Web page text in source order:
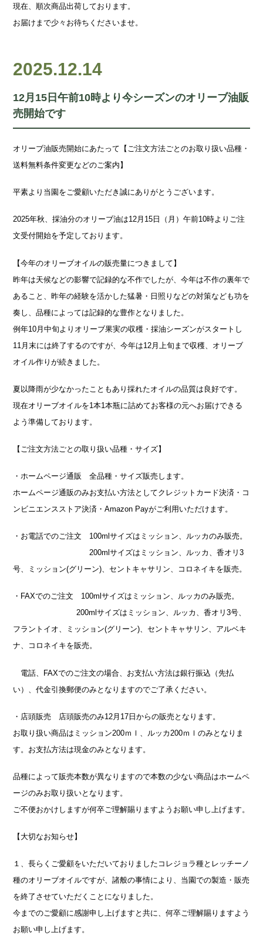
現在、順次商品出荷しております。
お届けまで少々お待ちくださいませ。
2025.12.14
12月15日午前10時より今シーズンのオリーブ油販
売開始です
オリーブ油販売開始にあたって【ご注文方法ごとのお取り扱い品種・
送料無料条件変更などのご案内】
平素より当園をご愛顧いただき誠にありがとうございます。
2025年秋、採油分のオリーブ油は12月15日（月）午前10時よりご注
文受付開始を予定しております。
【今年のオリーブオイルの販売量につきまして】
昨年は天候などの影響で記録的な不作でしたが、今年は不作の裏年で
あること、昨年の経験を活かした猛暑・日照りなどの対策なども功を
奏し、品種によっては記録的な豊作となりました。
例年10月中旬よりオリーブ果実の収穫・採油シーズンがスタートし
11月末には終了するのですが、今年は12月上旬まで収穫、オリーブ
オイル作りが続きました。
夏以降雨が少なかったこともあり採れたオイルの品質は良好です。
現在オリーブオイルを1本1本瓶に詰めてお客様の元へお届けできる
よう準備しております。
【ご注文方法ごとの取り扱い品種・サイズ】
・ホームページ通販 全品種・サイズ販売します。
ホームページ通販のみお支払い方法としてクレジットカード決済・コ
ンビニエンスストア決済・Amazon Payがご利用いただけます。
・お電話でのご注文 100mlサイズはミッション、ルッカのみ販売。
200mlサイズはミッション、ルッカ、香オリ3
号、ミッション(グリーン)、セントキャサリン、コロネイキを販売。
・FAXでのご注文 100mlサイズはミッション、ルッカのみ販売。
200mlサイズはミッション、ルッカ、香オリ3号、
フラントイオ、ミッション(グリーン)、セントキャサリン、アルベキ
ナ、コロネイキを販売。
電話、FAXでのご注文の場合、お支払い方法は銀行振込（先払
い）、代金引換郵便のみとなりますのでご了承ください。
・店頭販売 店頭販売のみ12月17日からの販売となります。
お取り扱い商品はミッション200ｍｌ、ルッカ200ｍｌのみとなりま
す。お支払方法は現金のみとなります。
品種によって販売本数が異なりますので本数の少ない商品はホームペ
ージのみお取り扱いとなります。
ご不便おかけしますが何卒ご理解賜りますようお願い申し上げます。
【大切なお知らせ】
１、長らくご愛顧をいただいておりましたコレジョラ種とレッチーノ
種のオリーブオイルですが、諸般の事情により、当園での製造・販売
を終了させていただくことになりました。
今までのご愛顧に感謝申し上げますと共に、何卒ご理解賜りますよう
お願い申し上げます。